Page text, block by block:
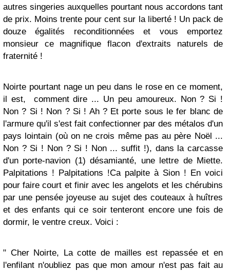
autres singeries auxquelles pourtant nous accordons tant
de prix. Moins trente pour cent sur la liberté ! Un pack de
douze égalités reconditionnées et vous emportez
monsieur ce magnifique flacon d'extraits naturels de
fraternité !
Noirte pourtant nage un peu dans le rose en ce moment,
il est, comment dire ... Un peu amoureux. Non ? Si !
Non ? Si ! Non ? Si ! Ah ? Et porte sous le fer blanc de
l'armure qu'il s'est fait confectionner par des métalos d'un
pays lointain (où on ne crois même pas au père Noël ...
Non ? Si ! Non ? Si ! Non ... suffit !), dans la carcasse
d'un porte-navion (1) désamianté, une lettre de Miette.
Palpitations ! Palpitations !Ca palpite à Sion ! En voici
pour faire court et finir avec les angelots et les chérubins
par une pensée joyeuse au sujet des couteaux à huîtres
et des enfants qui ce soir tenteront encore une fois de
dormir, le ventre creux. Voici :
" Cher Noirte, La cotte de mailles est repassée et en
l'enfilant n'oubliez pas que mon amour n'est pas fait au